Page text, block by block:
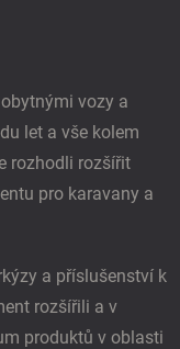
vozy a
let a vše kolem
rozhodli rozšířit
pro karavany a
a příslušenství k
rozšířili a v
produktů v oblasti